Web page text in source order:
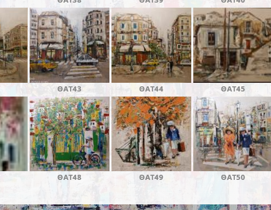
ΘΑΤ43 ΘΑΤ44 ΘΑΤ45
ΘΑΤ48 ΘΑΤ49 ΘΑΤ50